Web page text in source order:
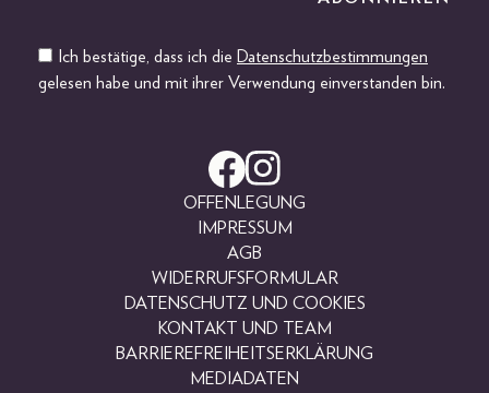
Ich bestätige, dass ich die Datenschutzbestimmungen
gelesen habe und mit ihrer Verwendung einverstanden bin.
OFFENLEGUNG
IMPRESSUM
AGB
WIDERRUFSFORMULAR
DATENSCHUTZ UND COOKIES
KONTAKT UND TEAM
BARRIEREFREIHEITSERKLÄRUNG
MEDIADATEN